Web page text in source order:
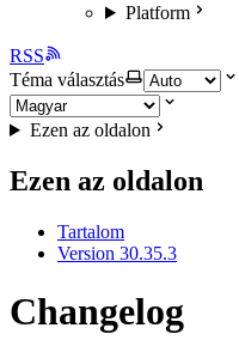
Platform
RSS
Téma választás
Ezen az oldalon
Ezen az oldalon
Tartalom
Version 30.35.3
Changelog